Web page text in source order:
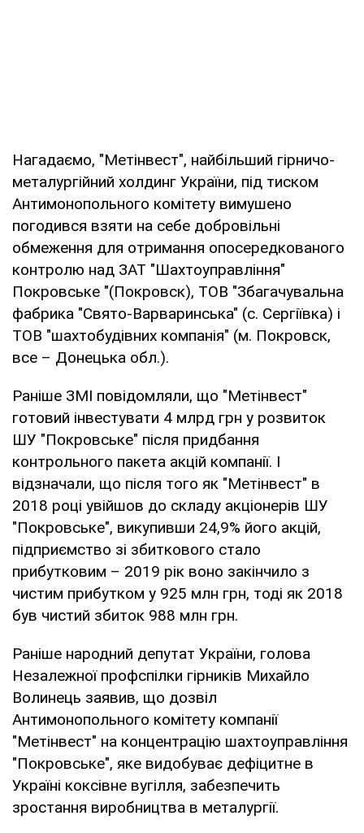
Нагадаємо, "Метінвест", найбільший гірничо-
металургійний холдинг України, під тиском
Антимонопольного комітету вимушено
погодився взяти на себе добровільні
обмеження для отримання опосередкованого
контролю над ЗАТ "Шахтоуправління"
Покровське "(Покровск), ТОВ "Збагачувальна
фабрика "Свято-Варваринська" (с. Сергіївка) і
ТОВ "шахтобудівних компанія" (м. Покровск,
все – Донецька обл.).
Раніше ЗМІ повідомляли, що "Метінвест"
готовий інвестувати 4 млрд грн у розвиток
ШУ "Покровське" після придбання
контрольного пакета акцій компанії. І
відзначали, що після того як "Метінвест" в
2018 році увійшов до складу акціонерів ШУ
"Покровське", викупивши 24,9% його акцій,
підприємство зі збиткового стало
прибутковим – 2019 рік воно закінчило з
чистим прибутком у 925 млн грн, тоді як 2018
був чистий збиток 988 млн грн.
Раніше народний депутат України, голова
Незалежної профспілки гірників Михайло
Волинець заявив, що дозвіл
Антимонопольного комітету компанії
"Метінвест" на концентрацію шахтоуправління
"Покровське", яке видобуває дефіцитне в
Україні коксівне вугілля, забезпечить
зростання виробництва в металургії.